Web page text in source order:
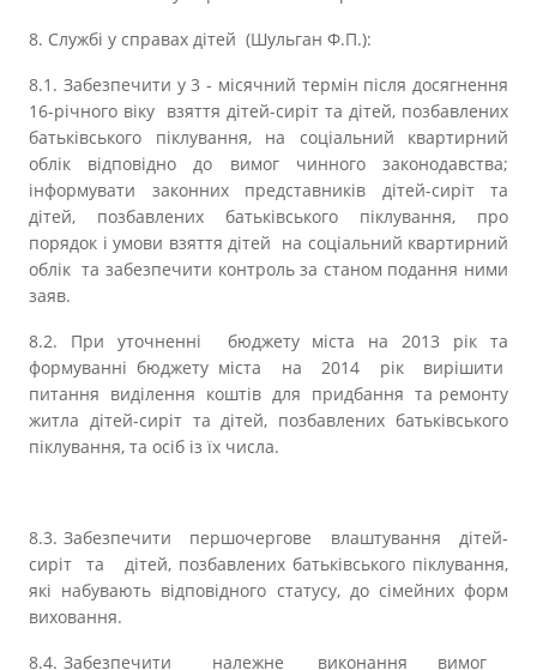
8. Службі у справах дітей (Шульган Ф.П.):
8.1. Забезпечити у 3 - місячний термін після досягнення
16-річного віку взяття дітей-сиріт та дітей, позбавлених
батьківського піклування, на соціальний квартирний
облік відповідно до вимог чинного законодавства;
інформувати законних представників дітей-сиріт та
дітей, позбавлених батьківського піклування, про
порядок і умови взяття дітей на соціальний квартирний
облік та забезпечити контроль за станом подання ними
заяв.
8.2. При уточненні бюджету міста на 2013 рік та
формуванні бюджету міста на 2014 рік вирішити
питання виділення коштів для придбання та ремонту
житла дітей-сиріт та дітей, позбавлених батьківського
піклування, та осіб із їх числа.
8.3. Забезпечити першочергове влаштування дітей-
сиріт та дітей, позбавлених батьківського піклування,
які набувають відповідного статусу, до сімейних форм
виховання.
8.4. Забезпечити належне виконання вимог